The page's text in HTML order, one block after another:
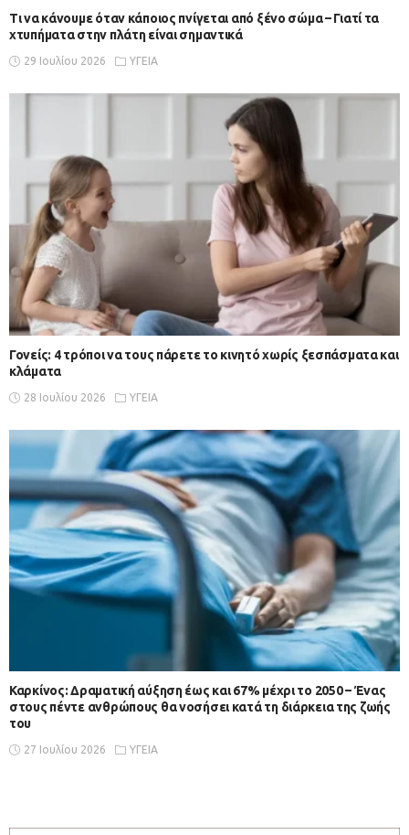
Τι να κάνουμε όταν κάποιος πνίγεται από ξένο σώμα – Γιατί τα
χτυπήματα στην πλάτη είναι σημαντικά
29 Ιουλίου 2026 ΥΓΕΙΑ
Γονείς: 4 τρόποι να τους πάρετε το κινητό χωρίς ξεσπάσματα και
κλάματα
28 Ιουλίου 2026 ΥΓΕΙΑ
Καρκίνος: Δραματική αύξηση έως και 67% μέχρι το 2050 – Ένας
στους πέντε ανθρώπους θα νοσήσει κατά τη διάρκεια της ζωής
του
27 Ιουλίου 2026 ΥΓΕΙΑ